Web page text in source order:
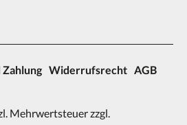
Zahlung Widerrufsrecht AGB
Mehrwertsteuer zzgl.